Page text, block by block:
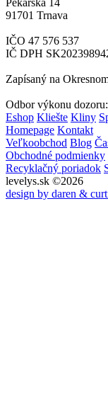
Pekárska 14
91701 Trnava
IČO 47 576 537
IČ DPH
Zapísaný na
Odbor výkonu
Eshop Kliešte Kliny
Homepage Kontakt
Veľkoobchod Blog
Obchodné podmienky
Recyklačný poriadok
levelys.sk ©2026
design by daren &